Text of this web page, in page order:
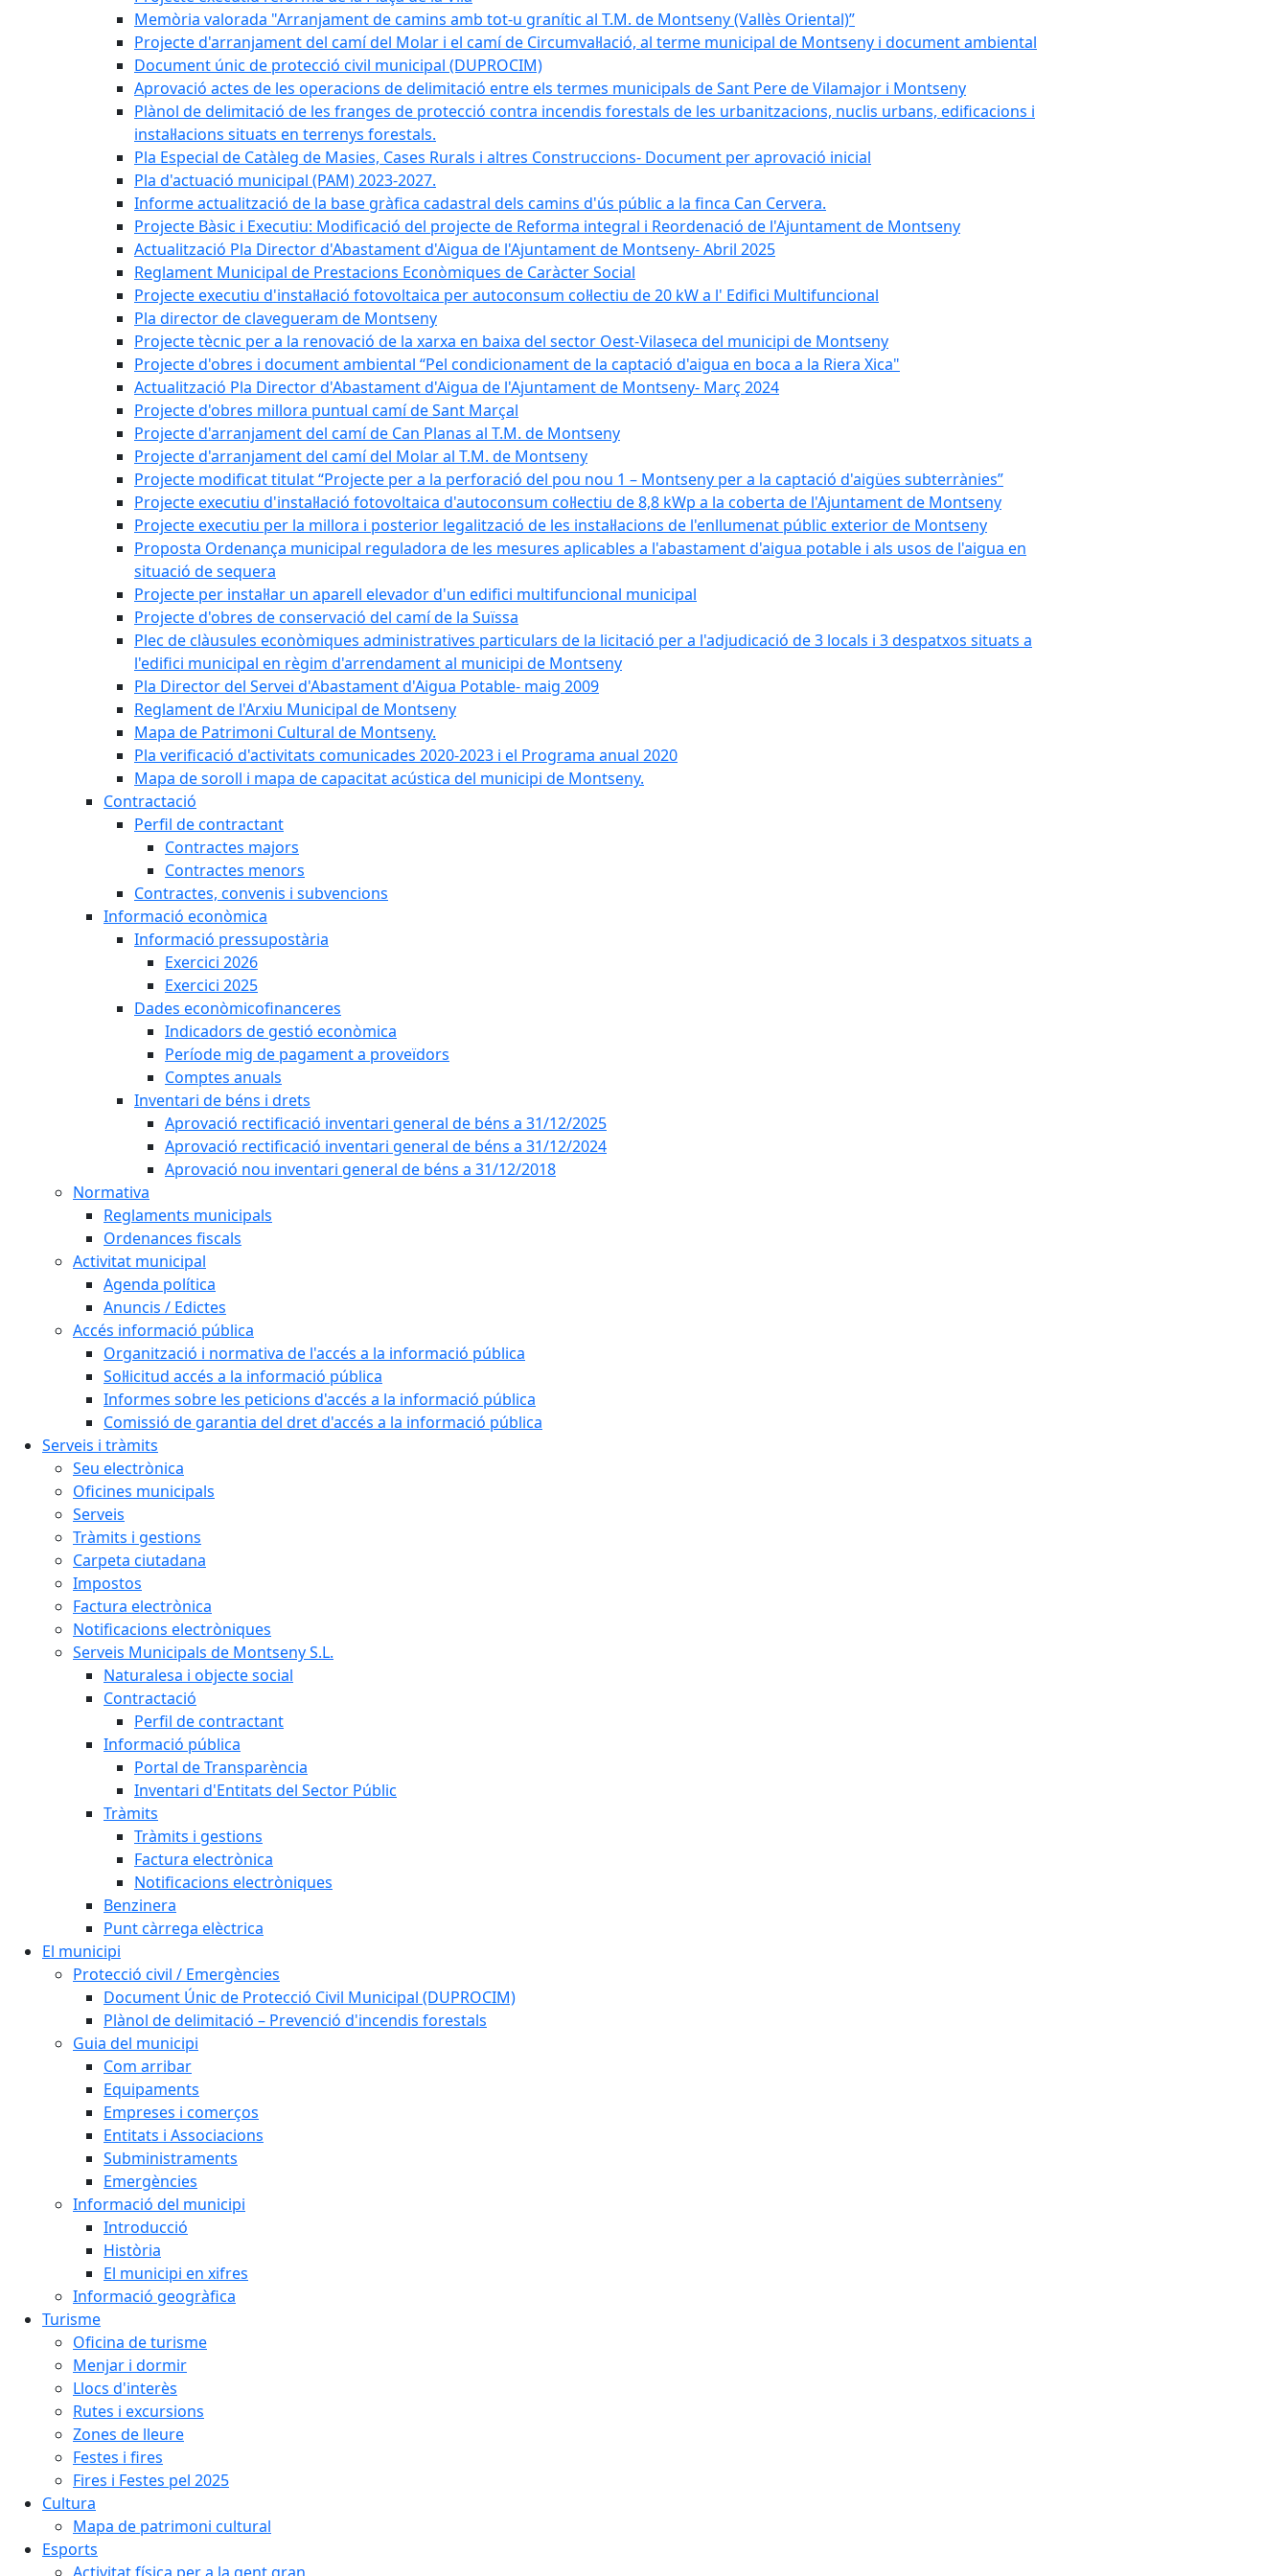
Memòria valorada "Arranjament de camins amb tot-u granític al T.M. de Montseny (Vallès Oriental)”
Projecte d'arranjament del camí del Molar i el camí de Circumval·lació, al terme municipal de Montseny i document ambiental
Document únic de protecció civil municipal (DUPROCIM)
Aprovació actes de les operacions de delimitació entre els termes municipals de Sant Pere de Vilamajor i Montseny
Plànol de delimitació de les franges de protecció contra incendis forestals de les urbanitzacions, nuclis urbans, edificacions i
instal·lacions situats en terrenys forestals.
Pla Especial de Catàleg de Masies, Cases Rurals i altres Construccions- Document per aprovació inicial
Pla d'actuació municipal (PAM) 2023-2027.
Informe actualització de la base gràfica cadastral dels camins d'ús públic a la finca Can Cervera.
Projecte Bàsic i Executiu: Modificació del projecte de Reforma integral i Reordenació de l'Ajuntament de Montseny
Actualització Pla Director d'Abastament d'Aigua de l'Ajuntament de Montseny- Abril 2025
Reglament Municipal de Prestacions Econòmiques de Caràcter Social
Projecte executiu d'instal·lació fotovoltaica per autoconsum col·lectiu de 20 kW a l' Edifici Multifuncional
Pla director de clavegueram de Montseny
Projecte tècnic per a la renovació de la xarxa en baixa del sector Oest-Vilaseca del municipi de Montseny
Projecte d'obres i document ambiental “Pel condicionament de la captació d'aigua en boca a la Riera Xica"
Actualització Pla Director d'Abastament d'Aigua de l'Ajuntament de Montseny- Març 2024
Projecte d'obres millora puntual camí de Sant Marçal
Projecte d'arranjament del camí de Can Planas al T.M. de Montseny
Projecte d'arranjament del camí del Molar al T.M. de Montseny
Projecte modificat titulat “Projecte per a la perforació del pou nou 1 – Montseny per a la captació d'aigües subterrànies”
Projecte executiu d'instal·lació fotovoltaica d'autoconsum col·lectiu de 8,8 kWp a la coberta de l'Ajuntament de Montseny
Projecte executiu per la millora i posterior legalització de les instal·lacions de l'enllumenat públic exterior de Montseny
Proposta Ordenança municipal reguladora de les mesures aplicables a l'abastament d'aigua potable i als usos de l'aigua en
situació de sequera
Projecte per instal·lar un aparell elevador d'un edifici multifuncional municipal
Projecte d'obres de conservació del camí de la Suïssa
Plec de clàusules econòmiques administratives particulars de la licitació per a l'adjudicació de 3 locals i 3 despatxos situats a
l'edifici municipal en règim d'arrendament al municipi de Montseny
Pla Director del Servei d'Abastament d'Aigua Potable- maig 2009
Reglament de l'Arxiu Municipal de Montseny
Mapa de Patrimoni Cultural de Montseny.
Pla verificació d'activitats comunicades 2020-2023 i el Programa anual 2020
Mapa de soroll i mapa de capacitat acústica del municipi de Montseny.
Contractació
Perfil de contractant
Contractes majors
Contractes menors
Contractes, convenis i subvencions
Informació econòmica
Informació pressupostària
Exercici 2026
Exercici 2025
Dades econòmicofinanceres
Indicadors de gestió econòmica
Període mig de pagament a proveïdors
Comptes anuals
Inventari de béns i drets
Aprovació rectificació inventari general de béns a 31/12/2025
Aprovació rectificació inventari general de béns a 31/12/2024
Aprovació nou inventari general de béns a 31/12/2018
Normativa
Reglaments municipals
Ordenances fiscals
Activitat municipal
Agenda política
Anuncis / Edictes
Accés informació pública
Organització i normativa de l'accés a la informació pública
Sol·licitud accés a la informació pública
Informes sobre les peticions d'accés a la informació pública
Comissió de garantia del dret d'accés a la informació pública
Serveis i tràmits
Seu electrònica
Oficines municipals
Serveis
Tràmits i gestions
Carpeta ciutadana
Impostos
Factura electrònica
Notificacions electròniques
Serveis Municipals de Montseny S.L.
Naturalesa i objecte social
Contractació
Perfil de contractant
Informació pública
Portal de Transparència
Inventari d'Entitats del Sector Públic
Tràmits
Tràmits i gestions
Factura electrònica
Notificacions electròniques
Benzinera
Punt càrrega elèctrica
El municipi
Protecció civil / Emergències
Document Únic de Protecció Civil Municipal (DUPROCIM)
Plànol de delimitació – Prevenció d'incendis forestals
Guia del municipi
Com arribar
Equipaments
Empreses i comerços
Entitats i Associacions
Subministraments
Emergències
Informació del municipi
Introducció
Història
El municipi en xifres
Informació geogràfica
Turisme
Oficina de turisme
Menjar i dormir
Llocs d'interès
Rutes i excursions
Zones de lleure
Festes i fires
Fires i Festes pel 2025
Cultura
Mapa de patrimoni cultural
Esports